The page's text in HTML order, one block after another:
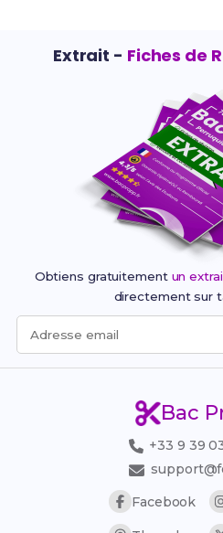
Extrait - Fiches de
Obtiens gratuitement un
directement sur
Adresse email
Bac
+33 9 39
Facebook